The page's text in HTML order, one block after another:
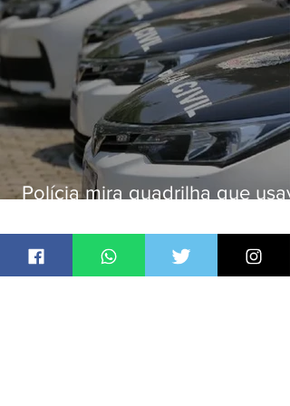
Polícia mira quadrilha que
o Comando Vermelho